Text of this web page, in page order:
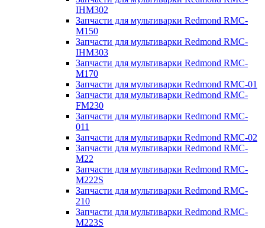
IHM302
Запчасти для мультиварки Redmond RMC-
M150
Запчасти для мультиварки Redmond RMC-
IHM303
Запчасти для мультиварки Redmond RMC-
M170
Запчасти для мультиварки Redmond RMC-01
Запчасти для мультиварки Redmond RMC-
FM230
Запчасти для мультиварки Redmond RMC-
011
Запчасти для мультиварки Redmond RMC-02
Запчасти для мультиварки Redmond RMC-
M22
Запчасти для мультиварки Redmond RMC-
M222S
Запчасти для мультиварки Redmond RMC-
210
Запчасти для мультиварки Redmond RMC-
M223S